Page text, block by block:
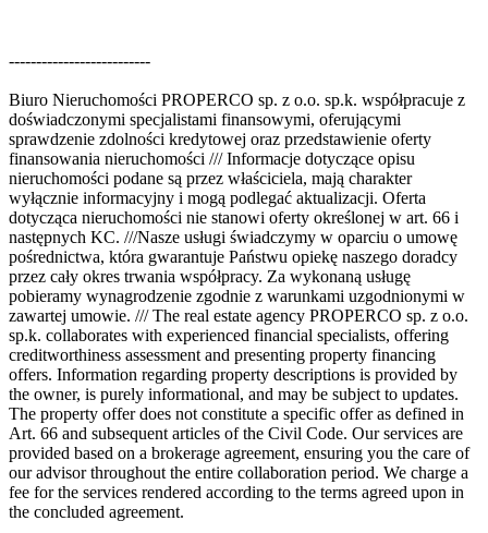
--------------------------
Biuro Nieruchomości PROPERCO sp. z o.o. sp.k. współpracuje z
doświadczonymi specjalistami finansowymi, oferującymi
sprawdzenie zdolności kredytowej oraz przedstawienie oferty
finansowania nieruchomości /// Informacje dotyczące opisu
nieruchomości podane są przez właściciela, mają charakter
wyłącznie informacyjny i mogą podlegać aktualizacji. Oferta
dotycząca nieruchomości nie stanowi oferty określonej w art. 66 i
następnych KC. ///Nasze usługi świadczymy w oparciu o umowę
pośrednictwa, która gwarantuje Państwu opiekę naszego doradcy
przez cały okres trwania współpracy. Za wykonaną usługę
pobieramy wynagrodzenie zgodnie z warunkami uzgodnionymi w
zawartej umowie. /// The real estate agency PROPERCO sp. z o.o.
sp.k. collaborates with experienced financial specialists, offering
creditworthiness assessment and presenting property financing
offers. Information regarding property descriptions is provided by
the owner, is purely informational, and may be subject to updates.
The property offer does not constitute a specific offer as defined in
Art. 66 and subsequent articles of the Civil Code. Our services are
provided based on a brokerage agreement, ensuring you the care of
our advisor throughout the entire collaboration period. We charge a
fee for the services rendered according to the terms agreed upon in
the concluded agreement.